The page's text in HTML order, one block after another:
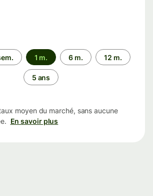
1 m. 6 m. 12 m.
5 ans
moyen du marché, sans aucune
En savoir plus